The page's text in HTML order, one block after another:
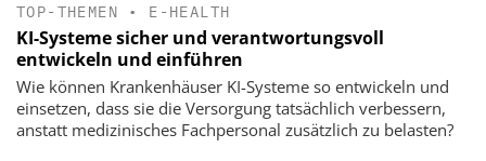
TOP-THEMEN • E-HEALTH
KI-Systeme sicher und verantwortungsvoll
entwickeln und einführen
Wie können Krankenhäuser KI-Systeme so entwickeln und
einsetzen, dass sie die Versorgung tatsächlich verbessern,
anstatt medizinisches Fachpersonal zusätzlich zu belasten?